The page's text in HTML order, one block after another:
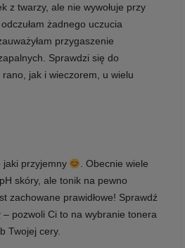
z twarzy, ale nie wywołuje przy
żadnego uczucia
przygaszenie
Sprawdzi się do
jak i wieczorem, u wielu
jaki przyjemny
. Obecnie wiele
skóry, ale tonik na pewno
zachowane prawidłowe! Sprawdź
– pozwoli Ci to na wybranie tonera
Twojej cery.